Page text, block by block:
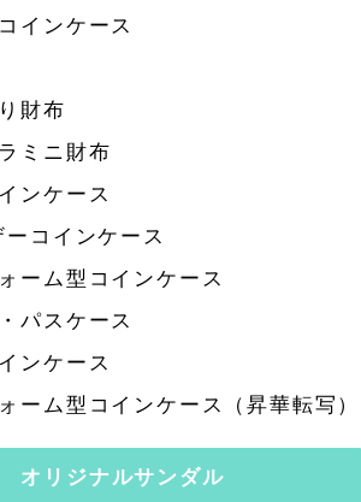
インケース
財布
ミニ財布
ンケース
ーコインケース
ーム型コインケース
パスケース
ンケース
ーム型コインケース（昇華転写）
オリジナルサンダル